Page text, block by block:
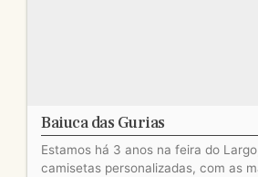
Baiuca das Gurias
Estamos há 3 anos na feira do
camisetas personalizadas, com as